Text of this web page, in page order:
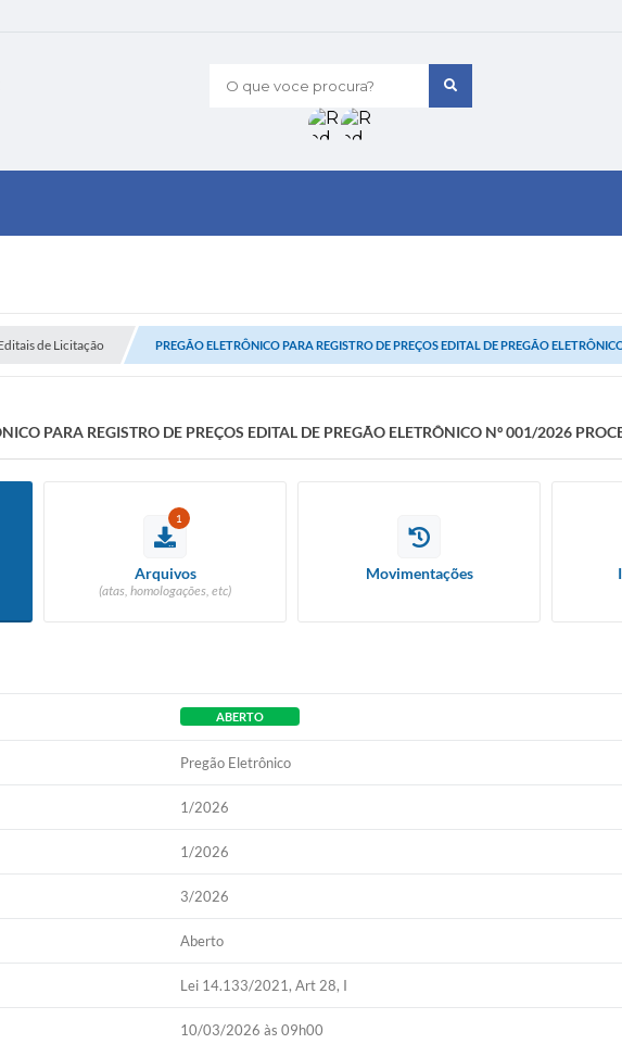
O que voce procura?
de Licitação PREGÃO ELETRÔNICO PARA REGISTRO DE PREÇOS EDITAL DE PREGÃO
PARA REGISTRO DE PREÇOS EDITAL DE PREGÃO ELETRÔNICO Nº 001/2026
1
Arquivos
(atas, homologações, etc)
Movimentações
ABERTO
Pregão Eletrônico
1/2026
1/2026
3/2026
Aberto
Lei 14.133/2021, Art 28, I
10/03/2026 às 09h00